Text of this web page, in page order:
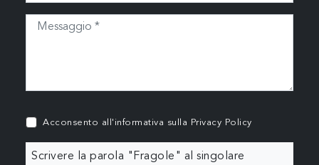
Acconsento all'informativa sulla Privacy Policy
Scrivere la parola "Fragole" al singolare